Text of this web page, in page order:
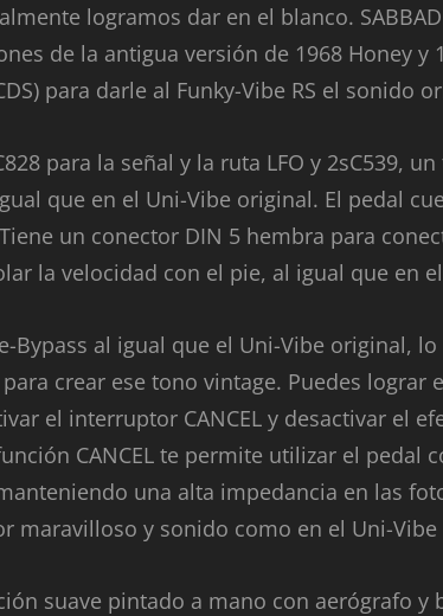
logramos dar en el blanco.
de la antigua versión de 1968 Honey y
para darle al Funky-Vibe RS el sonido
para la señal y la ruta LFO y 2sC539,
que en el Uni-Vibe original. El pedal
un conector DIN 5 hembra para
la velocidad con el pie, al igual que en
Bypass al igual que el Uni-Vibe original,
crear ese tono vintage. Puedes lograr
el interruptor CANCEL y desactivar el
CANCEL te permite utilizar el pedal
una alta impedancia en las
maravilloso y sonido como en el Uni-
suave pintado a mano con aerógrafo y